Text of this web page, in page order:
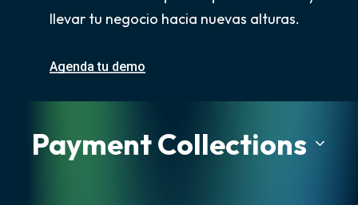
llevar tu negocio hacia nuevas alturas.
Agenda tu demo
Payment Collections